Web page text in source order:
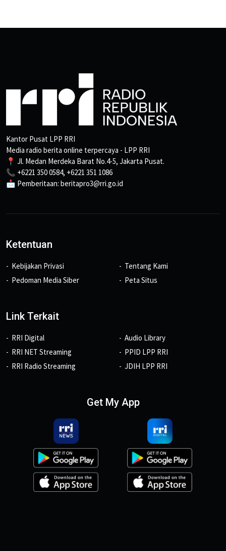
Kantor Pusat LPP RRI
Media radio berita online terpercaya - LPP RRI
📍 Jl. Medan Merdeka Barat No.4-5, Jakarta Pusat.
📞 +6221 350 0584, +6221 351 1086
📩 Pemberitaan: beritapro3@rri.go.id
Ketentuan
Kebijakan Privasi
Pedoman Media Siber
Tentang Kami
Peta Situs
Link Terkait
RRI Digital
RRI NET Streaming
RRI Radio Streaming
Audio Library
PPID LPP RRI
JDIH LPP RRI
Get My App